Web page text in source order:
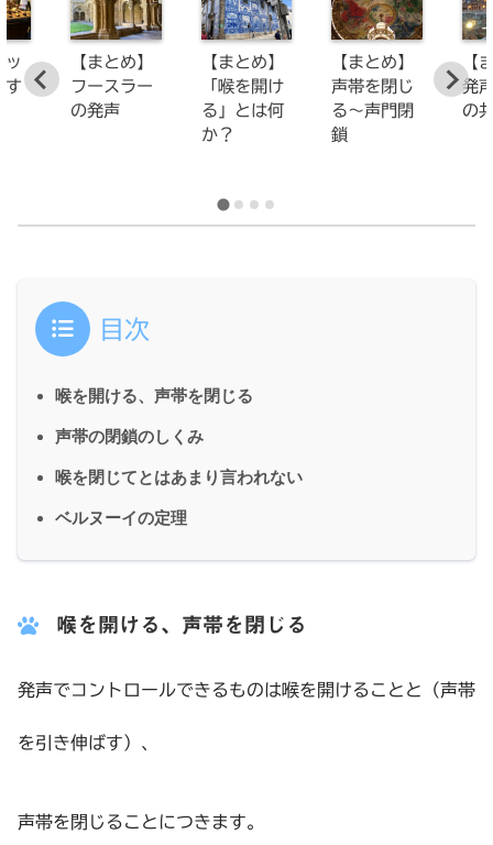
ッ
す
【まとめ】
フースラー
の発声
【まとめ】
「喉を開け
る」とは何
か？
【まとめ】
声帯を閉じ
る～声門閉
鎖
【
発
の
目次
喉を開ける、声帯を閉じる
声帯の閉鎖のしくみ
喉を閉じてとはあまり言われない
ベルヌーイの定理
喉を開ける、声帯を閉じる
発声でコントロールできるものは喉を開けることと（声帯
を引き伸ばす）、
声帯を閉じることにつきます。